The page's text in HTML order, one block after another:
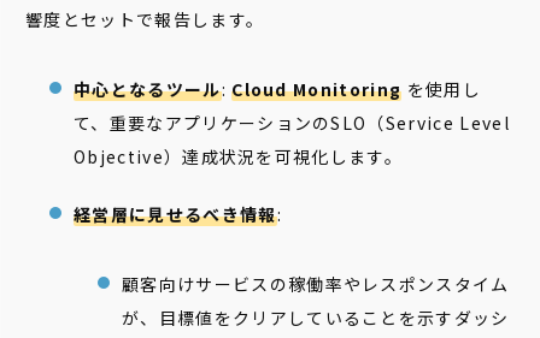
響度とセットで報告します。
中心となるツール:Cloud Monitoring を使用し
て、重要なアプリケーションのSLO（Service Level
Objective）達成状況を可視化します。
経営層に見せるべき情報:
顧客向けサービスの稼働率やレスポンスタイム
が、目標値をクリアしていることを示すダッシ